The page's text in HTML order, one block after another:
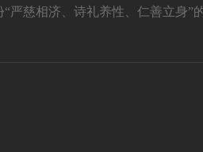
慈相济、诗礼养性、仁善立身”